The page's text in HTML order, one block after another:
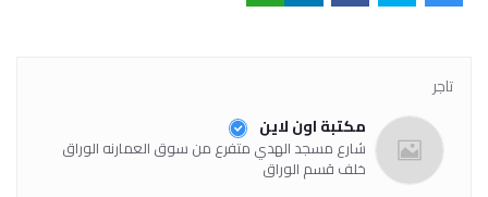
تاجر
مكتبة اون لاين
شارع مسجد الهدي متفرع من سوق العمارنه الوراق
خلف قسم الوراق